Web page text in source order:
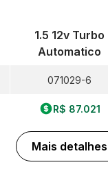
1.5 12v Turbo
Automatico
071029-6
R$ 87.021
Mais detalhes